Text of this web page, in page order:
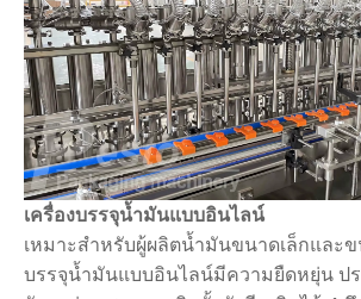
เครื่องบรรจุน้ำมันแบบอินไลน์
เหมาะสำหรับผู้ผลิตน้ำมันขนาดเล็กและข
บรรจุน้ำมันแบบอินไลน์มีความยืดหยุ่น ป